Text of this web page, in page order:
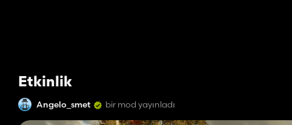
Etkinlik
Angelo_smet bir mod yayınladı